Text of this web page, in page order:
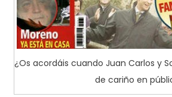
¿Os acordáis cuando Juan Carlos y
de cariño en